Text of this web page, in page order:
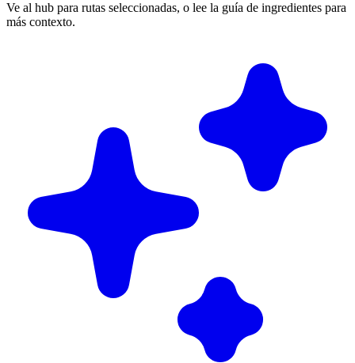
Ve al hub para rutas seleccionadas, o lee la guía de ingredientes para
más contexto.